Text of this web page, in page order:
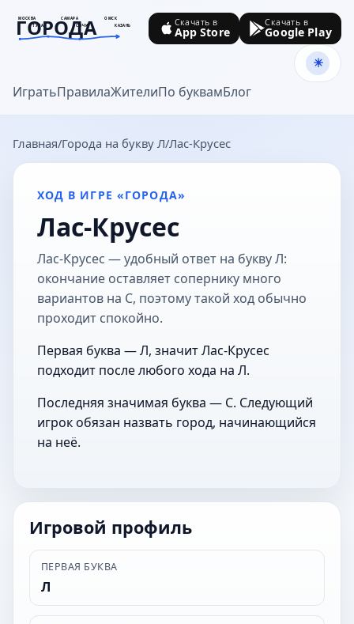
МОСКВА САМАРА
ОМСК
ТУЛА
СОЧИ КАЗАНЬ
ГОРОДА
goroda-na.ru
ИгратьПравилаЖителиПо буквамБлог
Скачать в
App Store
Скачать в
Google Play
Главная Города на букву Л Лас-Крусес
ХОД В ИГРЕ «ГОРОДА»
Лас-Крусес
Лас-Крусес — удобный ответ на букву Л:
окончание оставляет сопернику много
вариантов на С, поэтому такой ход обычно
проходит спокойно.
Первая буква — Л, значит Лас-Крусес
подходит после любого хода на Л.
Последняя значимая буква — С. Следующий
игрок обязан назвать город, начинающийся
на неё.
Игровой профиль
ПЕРВАЯ БУКВА
Л